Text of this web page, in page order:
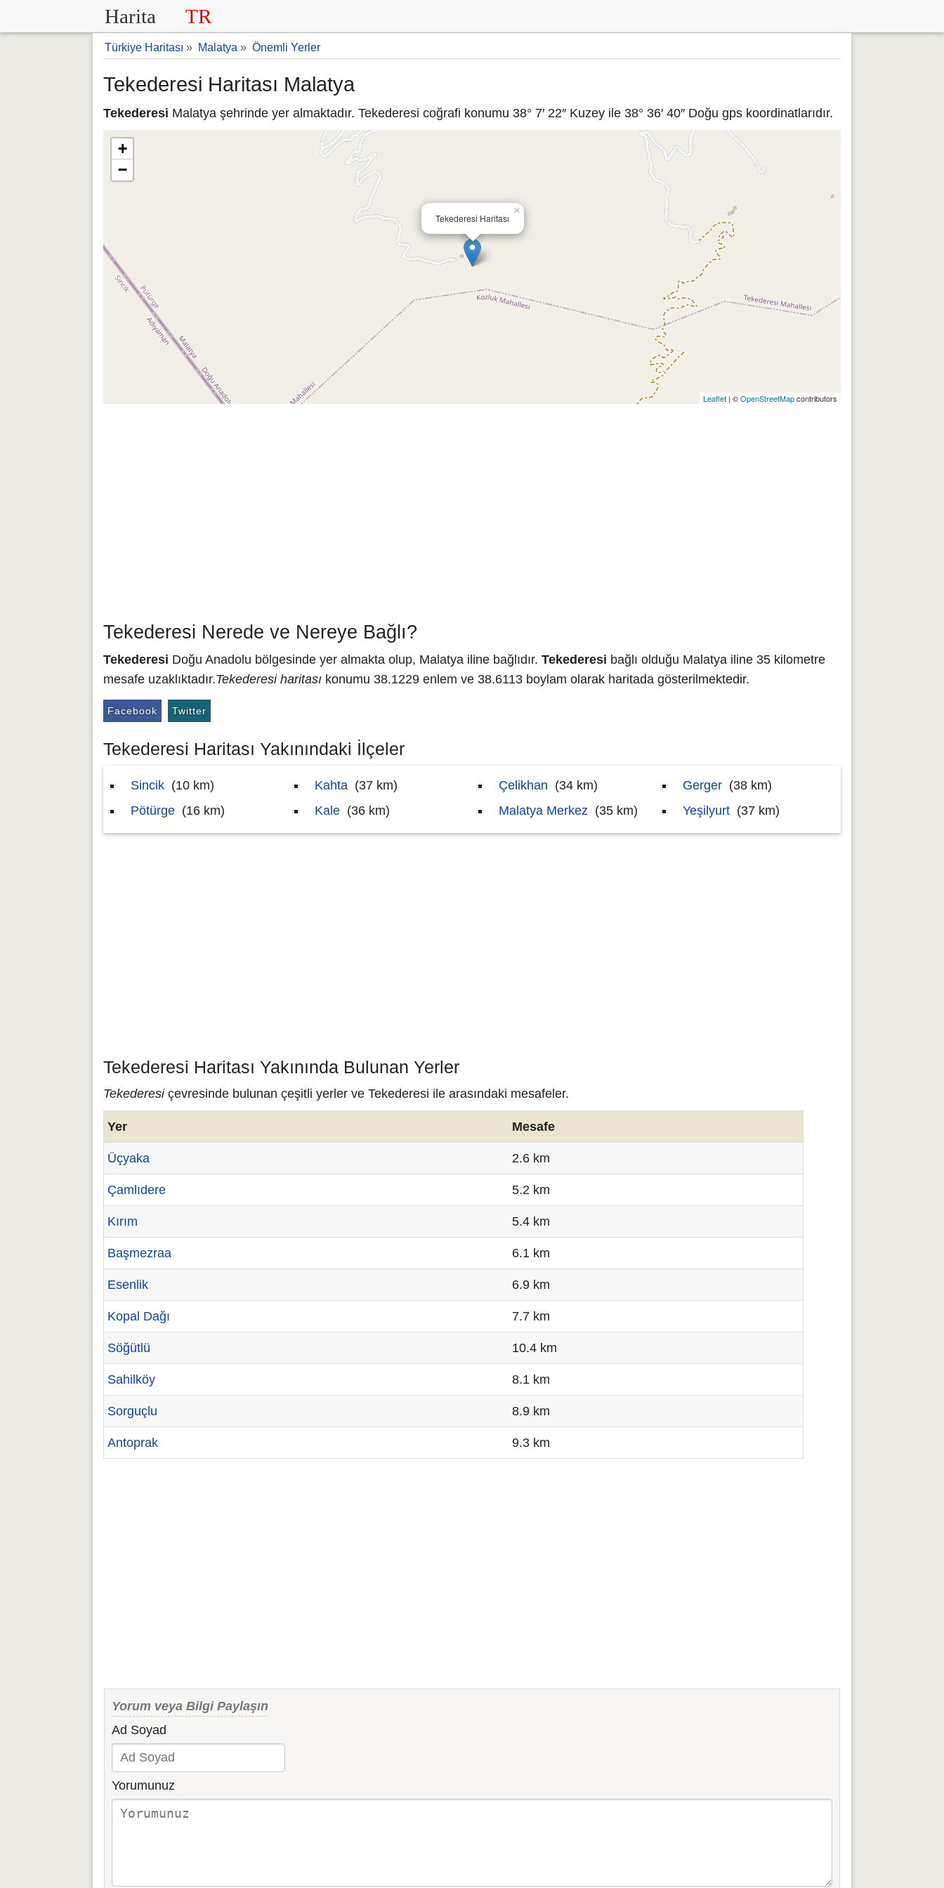
Harita TR
Türkiye Haritası » Malatya » Önemli Yerler
Tekederesi Haritası Malatya
Tekederesi Malatya şehrinde yer almaktadır. Tekederesi coğrafi konumu 38° 7′ 22″ Kuzey ile 38° 36′ 40″ Doğu gps koordinatlarıdır.
Tekederesi Haritası
×
+
−
Leaflet | ©OpenStreetMapcontributors
Tekederesi Nerede ve Nereye Bağlı?
Tekederesi Doğu Anadolu bölgesinde yer almakta olup, Malatya iline bağlıdır. Tekederesi bağlı olduğu Malatya iline 35 kilometre
mesafe uzaklıktadır.Tekederesi haritası konumu 38.1229 enlem ve 38.6113 boylam olarak haritada gösterilmektedir.
Facebook Twitter
Tekederesi Haritası Yakınındaki İlçeler
Sincik (10 km)
Pötürge (16 km)
Kahta (37 km)
Kale (36 km)
Çelikhan (34 km)
Malatya Merkez (35 km)
Gerger (38 km)
Yeşilyurt (37 km)
Tekederesi Haritası Yakınında Bulunan Yerler
Tekederesiçevresinde bulunan çeşitli yerler ve Tekederesi ile arasındaki mesafeler.
Yer Mesafe
Üçyaka 2.6 km
Çamlıdere 5.2 km
Kırım 5.4 km
Başmezraa 6.1 km
Esenlik 6.9 km
Kopal Dağı 7.7 km
Söğütlü 10.4 km
Sahilköy 8.1 km
Sorguçlu 8.9 km
Antoprak 9.3 km
Yorum veya Bilgi Paylaşın
Ad Soyad
Yorumunuz